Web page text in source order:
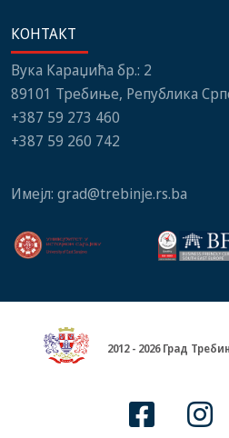
КОНТАКТ
Вука Караџића бр.: 2
89101 Требиње, Република
+387 59 273 460
+387 59 260 742
Имејл: grad@trebinje.rs.ba
2012 - 2026 Град